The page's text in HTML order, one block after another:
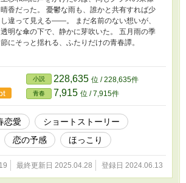
晴香だった。 憂鬱な雨も、誰かと共有すれば少
し違って見える――。 まだ名前のない想いが、
透明な傘の下で、静かに芽吹いた。 五月雨の季
節にそっと揺れる、ふたりだけの青春譚。
小説 228,635 位 / 228,635件
青春 7,915 位 / 7,915件
恋愛
ショートストーリー
恋の予感 ほっこり
最終更新日 2025.04.28 登録日 2024.06.13